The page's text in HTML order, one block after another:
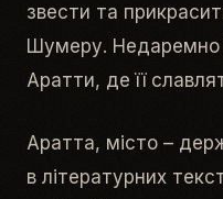
звести та
Шумеру. Недаремно
Аратти, де її
Аратта, місто –
в літературних